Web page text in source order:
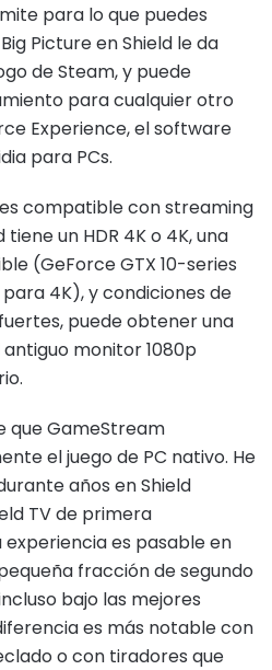
para lo que puedes
Picture en Shield le da
de Steam, y puede
para cualquier otro
Experience, el software
para PCs.
compatible con streaming
un HDR 4K o 4K, una
(GeForce GTX 10-series
4K), y condiciones de
puede obtener una
monitor 1080p
que GameStream
el juego de PC nativo. He
años en Shield
TV de primera
es pasable en
fracción de segundo
bajo las mejores
es más notable con
o con tiradores que